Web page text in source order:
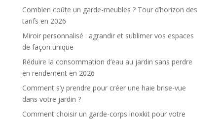
Combien coûte un garde-meubles ? Tour d’horizon des
tarifs en 2026
Miroir personnalisé : agrandir et sublimer vos espaces
de façon unique
Réduire la consommation d’eau au jardin sans perdre
en rendement en 2026
Comment s’y prendre pour créer une haie brise-vue
dans votre jardin ?
Comment choisir un garde-corps inoxkit pour votre